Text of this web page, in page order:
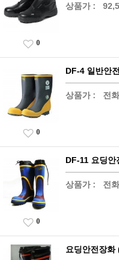
상품가 :
0
DF-4 일반안
상품가 : 전
0
DF-11 요딩
상품가 : 전
0
요딩안전장